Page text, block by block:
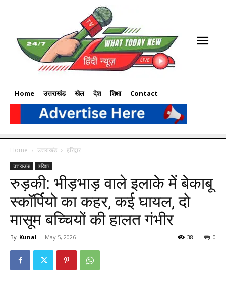
Home उत्तराखंड खेल देश शिक्षा Contact
Home उत्तराखंड हरिद्वार
उत्तराखंड हरिद्वार
रुड़की: भीड़भाड़ वाले इलाके में बेकाबू
स्कॉर्पियो का कहर, कई घायल, दो
मासूम बच्चियों की हालत गंभीर
By Kunal - May 5, 2026 0
38